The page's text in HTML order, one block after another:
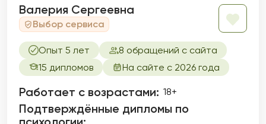
Валерия Сергеевна
Выбор сервиса
Опыт 5 лет
8 обращений с сайта
15 дипломов
На сайте с 2026 года
Работает с возрастами: 18+
Подтверждённые дипломы по